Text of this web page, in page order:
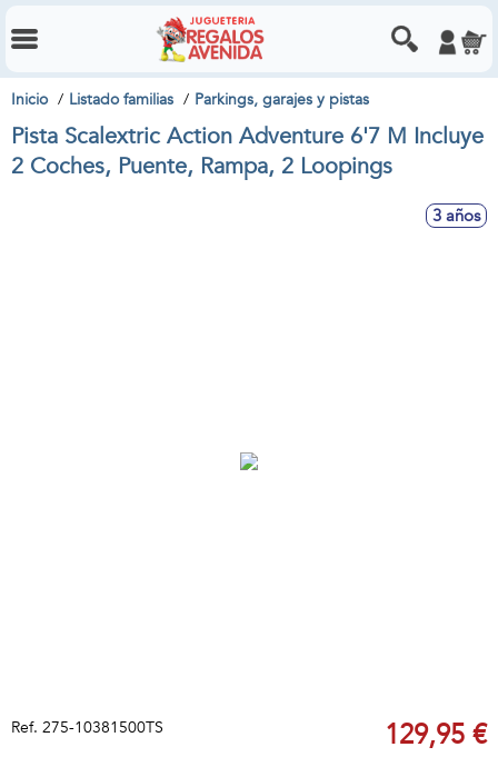
Inicio Listado familias Parkings, garajes y pistas
Pista Scalextric Action Adventure 6'7 M Incluye
2 Coches, Puente, Rampa, 2 Loopings
3 años
Ref. 275-10381500TS 129,95 €